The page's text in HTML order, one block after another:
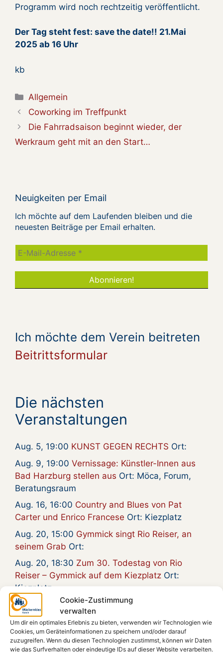
Cookie-Zustimmung
verwalten
Um dir ein optimales Erlebnis zu bieten, verwenden wir Technologien wie
Cookies, um Geräteinformationen zu speichern und/oder darauf
zuzugreifen. Wenn du diesen Technologien zustimmst, können wir Daten
wie das Surfverhalten oder eindeutige IDs auf dieser Website verarbeiten.
Programm wird noch rechtzeitig veröffentlicht.
Der Tag steht fest: save the date!! 21.Mai
2025 ab 16 Uhr
kb
Kategorien
Allgemein
Coworking im Treffpunkt
Die Fahrradsaison beginnt wieder, der
Werkraum geht mit an den Start…
Neuigkeiten per Email
Ich möchte auf dem Laufenden bleiben und die
neuesten Beiträge per Email erhalten.
Ich möchte dem Verein beitreten
Beitrittsformular
Die nächsten
Veranstaltungen
Aug. 5, 19:00 KUNST GEGEN RECHTS Ort:
Aug. 9, 19:00 Vernissage: Künstler-Innen aus
Bad Harzburg stellen aus Ort: Möca, Forum,
Beratungsraum
Aug. 16, 16:00 Country and Blues von Pat
Carter und Enrico Francese Ort: Kiezplatz
Aug. 20, 15:00 Gymmick singt Rio Reiser, an
seinem Grab Ort:
Aug. 20, 18:30 Zum 30. Todestag von Rio
Reiser – Gymmick auf dem Kiezplatz Ort:
Kiezplatz
Aug. 22, 18:00Radioeins Parkfest im
GleisdreieckparkOrt:
Aug. 23, 18:00Film: „Gundalena von
Weizsäcker geb. Wille – Ein Leben im 20.